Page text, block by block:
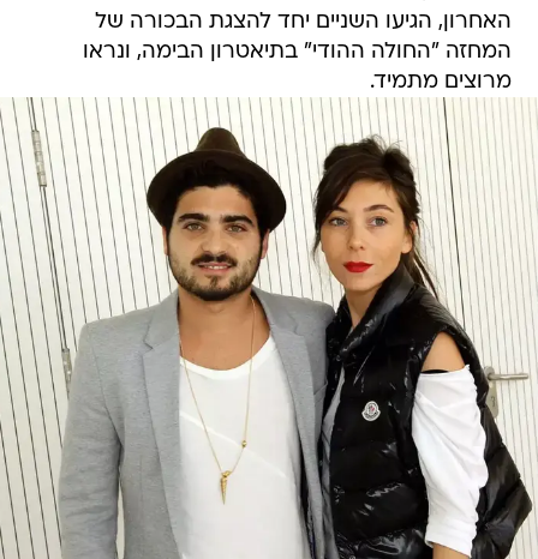
האחרון, הגיעו השניים יחד להצגת הבכורה של
המחזה "החולה ההודי" בתיאטרון הבימה, ונראו
מרוצים מתמיד.